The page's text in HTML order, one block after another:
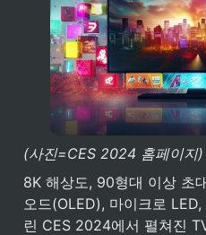
(사진=CES 2024 홈페이지)
8K 해상도, 90형대 이상 초
오드(OLED), 마이크로
린 CES 2024에서 펼쳐진